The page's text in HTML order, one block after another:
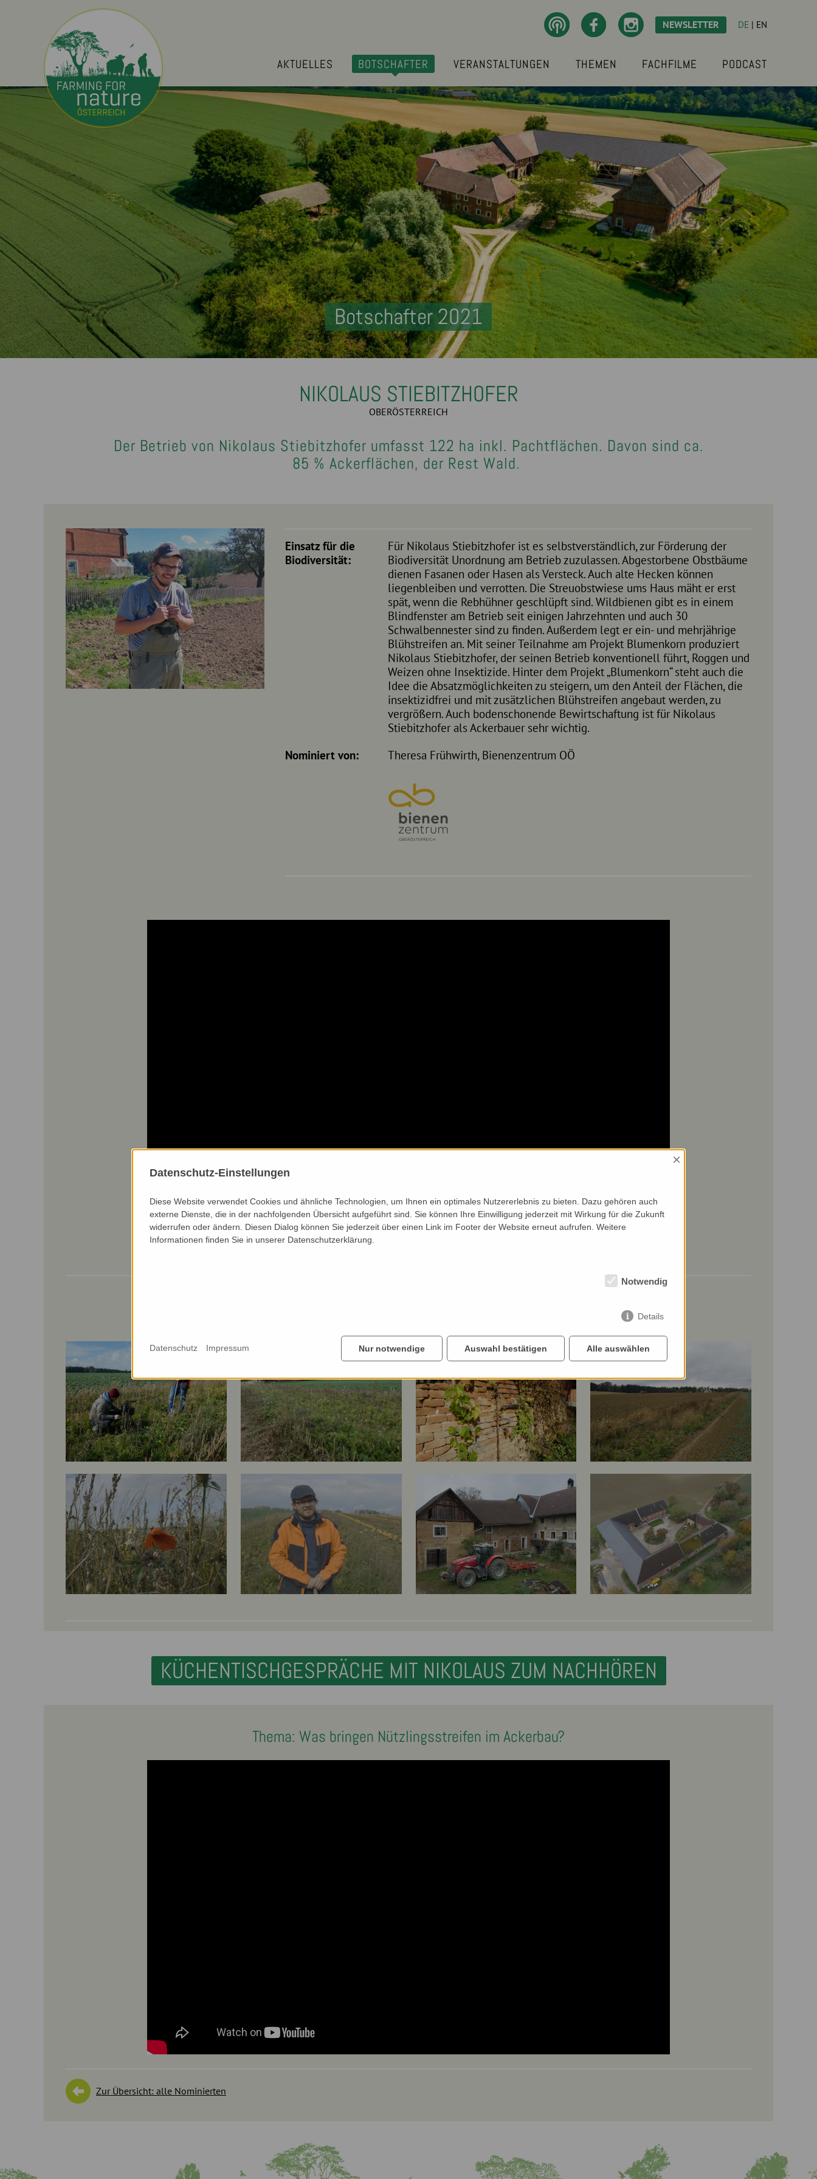
NEWSLETTER DE | EN
AKTUELLES BOTSCHAFTER VERANSTALTUNGEN THEMEN FACHFILME PODCAST
Botschafter 2021
NIKOLAUS STIEBITZHOFER
OBERÖSTERREICH
Der Betrieb von Nikolaus Stiebitzhofer umfasst 122 ha inkl. Pachtflächen. Davon sind ca.
85 % Ackerflächen, der Rest Wald.
Einsatz für die
Biodiversität:
Für Nikolaus Stiebitzhofer ist es selbstverständlich, zur Förderung der
Biodiversität Unordnung am Betrieb zuzulassen. Abgestorbene Obstbäume
dienen Fasanen oder Hasen als Versteck. Auch alte Hecken können
liegenbleiben und verrotten. Die Streuobstwiese ums Haus mäht er erst
spät, wenn die Rebhühner geschlüpft sind. Wildbienen gibt es in einem
Blindfenster am Betrieb seit einigen Jahrzehnten und auch 30
Schwalbennester sind zu finden. Außerdem legt er ein- und mehrjährige
Blühstreifen an. Mit seiner Teilnahme am Projekt Blumenkorn produziert
Nikolaus Stiebitzhofer, der seinen Betrieb konventionell führt, Roggen und
Weizen ohne Insektizide. Hinter dem Projekt „Blumenkorn“ steht auch die
Idee die Absatzmöglichkeiten zu steigern, um den Anteil der Flächen, die
insektizidfrei und mit zusätzlichen Blühstreifen angebaut werden, zu
vergrößern. Auch bodenschonende Bewirtschaftung ist für Nikolaus
Stiebitzhofer als Ackerbauer sehr wichtig.
Nominiert von:
Theresa Frühwirth, Bienenzentrum OÖ
KÜCHENTISCHGESPRÄCHE MIT NIKOLAUS ZUM NACHHÖREN
Thema: Was bringen Nützlingsstreifen im Ackerbau?
Zur Übersicht: alle Nominierten
Datenschutz-Einstellungen
×
Diese Website verwendet Cookies und ähnliche Technologien, um Ihnen ein optimales Nutzererlebnis zu bieten. Dazu gehören auch
externe Dienste, die in der nachfolgenden Übersicht aufgeführt sind. Sie können Ihre Einwilligung jederzeit mit Wirkung für die Zukunft
widerrufen oder ändern. Diesen Dialog können Sie jederzeit über einen Link im Footer der Website erneut aufrufen. Weitere
Informationen finden Sie in unserer Datenschutzerklärung.
Notwendig
Details
Nur notwendige Auswahl bestätigen Alle auswählen
Datenschutz Impressum